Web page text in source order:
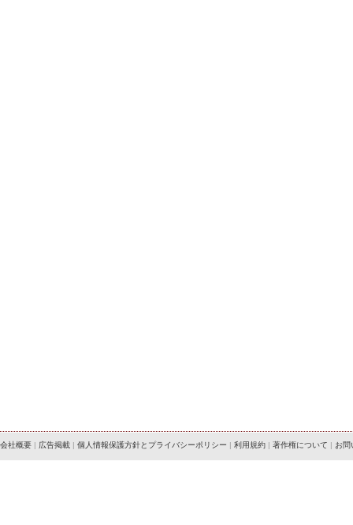
会社概要 | 広告掲載 | 個人情報保護方針とプライバシーポリシー | 利用規約 | 著作権について | お問